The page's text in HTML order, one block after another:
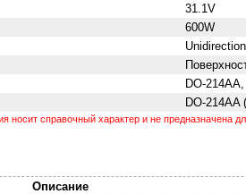
31.1V
600W
DO-
DO-214AA
носит справочный характер и не предназначена
Описание